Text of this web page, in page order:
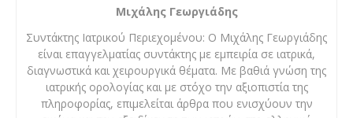
Μιχάλης Γεωργιάδης
Συντάκτης Ιατρικού Περιεχομένου: Ο Μιχάλης Γεωργιάδης
είναι επαγγελματίας συντάκτης με εμπειρία σε ιατρικά,
διαγνωστικά και χειρουργικά θέματα. Με βαθιά γνώση της
ιατρικής ορολογίας και με στόχο την αξιοπιστία της
πληροφορίας, επιμελείται άρθρα που ενισχύουν την